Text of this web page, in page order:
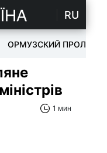
RU
ОРМУЗСКИЙ ПРОЛИВ
1 мин